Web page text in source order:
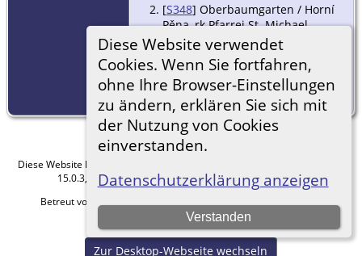
Diese Website verwendet
Cookies. Wenn Sie fortfahren,
ohne Ihre Browser-Einstellungen
zu ändern, erklären Sie sich mit
der Nutzung von Cookies
einverstanden.
Datenschutzerklärung anzeigen
Verstanden
[S348] Oberbaumgarten / Horní
Pěna, rk Pfarrei St. Michael,
Heirat, (Archiv Wittingau / Třeboň,
Internet
https://digi.ceskearchivy.cz), 4 Apr
2014, Buch 4, Aufn. 219, Abschrift
Herbert Kuba.
Diese Website läuft mit
15.0.3, programmiert von Darrin Lythgoe © 2001-2026.
Betreut von
Hier geht es zum Impressum
Zur Desktop-Webseite wechseln